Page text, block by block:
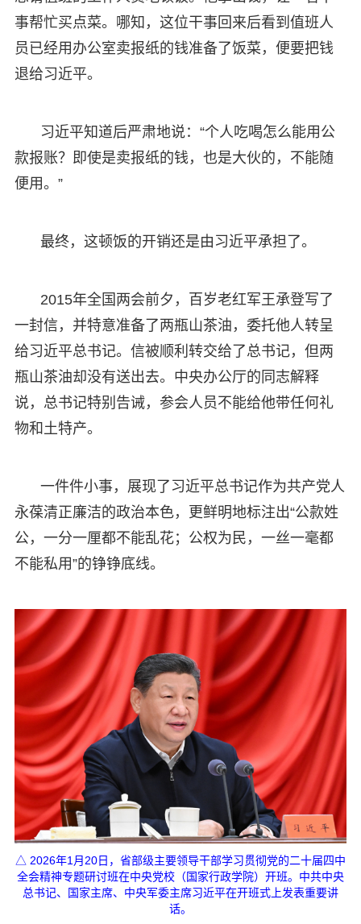
事帮忙买点菜。哪知，这位干事回来后看到值班人
员已经用办公室卖报纸的钱准备了饭菜，便要把钱
退给习近平。
习近平知道后严肃地说：“个人吃喝怎么能用公
款报账？即使是卖报纸的钱，也是大伙的，不能随
便用。”
最终，这顿饭的开销还是由习近平承担了。
2015年全国两会前夕，百岁老红军王承登写了
一封信，并特意准备了两瓶山茶油，委托他人转呈
给习近平总书记。信被顺利转交给了总书记，但两
瓶山茶油却没有送出去。中央办公厅的同志解释
说，总书记特别告诫，参会人员不能给他带任何礼
物和土特产。
一件件小事，展现了习近平总书记作为共产党人
永葆清正廉洁的政治本色，更鲜明地标注出“公款姓
公，一分一厘都不能乱花；公权为民，一丝一毫都
不能私用”的铮铮底线。
△ 2026年1月20日，省部级主要领导干部学习贯彻党的二十届四中
全会精神专题研讨班在中央党校（国家行政学院）开班。中共中央
总书记、国家主席、中央军委主席习近平在开班式上发表重要讲
话。